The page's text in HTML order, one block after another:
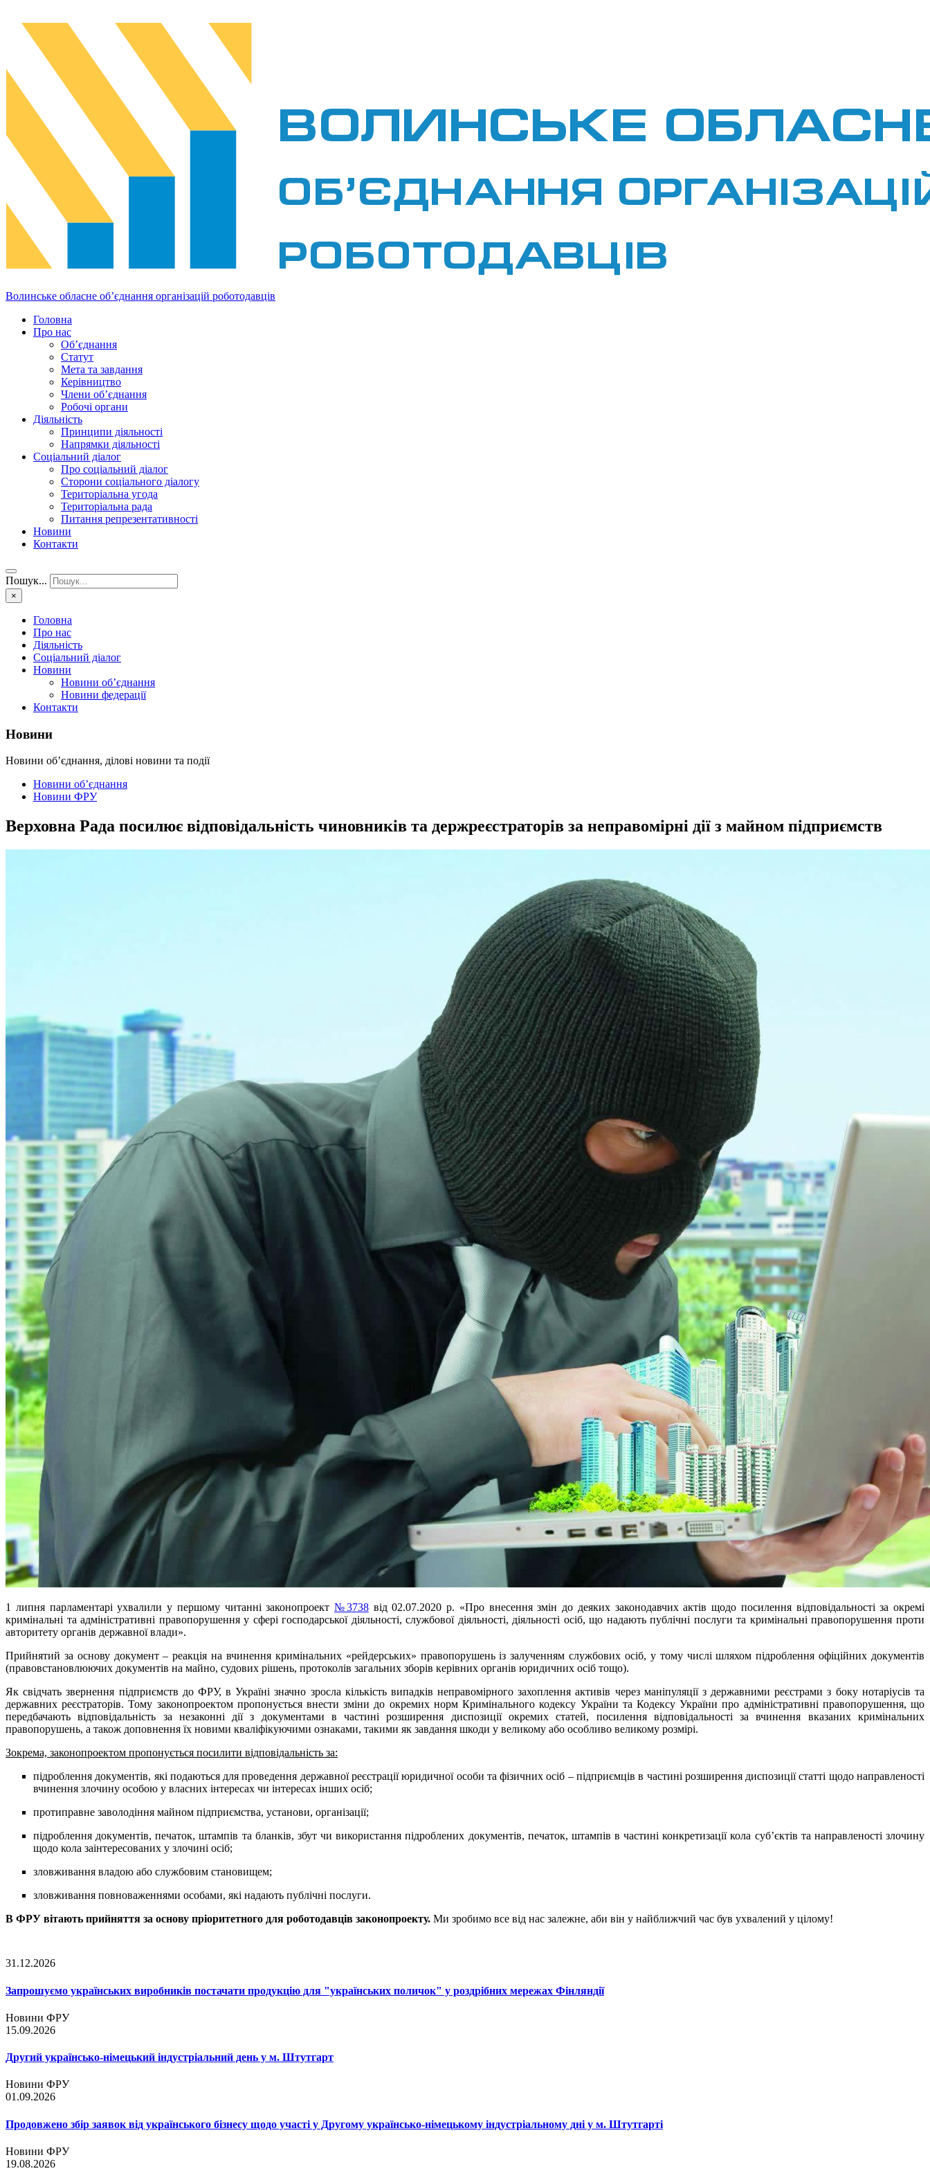
Волинське обласне об’єднання організацій роботодавців
Головна
Про нас
Об’єднання
Статут
Мета та завдання
Керівництво
Члени об’єднання
Робочі органи
Діяльність
Принципи діяльності
Напрямки діяльності
Соціальний діалог
Про соціальний діалог
Сторони соціального діалогу
Територіальна угода
Територіальна рада
Питання репрезентативності
Новини
Контакти
Пошук...
×
Головна
Про нас
Діяльність
Соціальний діалог
Новини
Новини об’єднання
Новини федерації
Контакти
Новини
Новини об’єднання, ділові новини та події
Новини об’єднання
Новини ФРУ
Верховна Рада посилює відповідальність чиновників та держреєстраторів за неправомірні дії з майном підприємств
1 липня парламентарі ухвалили у першому читанні законопроект №3738від 02.07.2020 р. «Про внесення змін до деяких законодавчих актів щодо посилення відповідальності за окремі
кримінальні та адміністративні правопорушення у сфері господарської діяльності, службової діяльності, діяльності осіб, що надають публічні послуги та кримінальні правопорушення проти
авторитету органів державної влади».
Прийнятий за основу документ – реакція на вчинення кримінальних «рейдерських» правопорушень із залученням службових осіб, у тому числі шляхом підроблення офіційних документів
(правовстановлюючих документів на майно, судових рішень, протоколів загальних зборів керівних органів юридичних осіб тощо).
Як свідчать звернення підприємств до ФРУ, в Україні значно зросла кількість випадків неправомірного захоплення активів через маніпуляції з державними реєстрами з боку нотаріусів та
державних реєстраторів. Тому законопроектом пропонується внести зміни до окремих норм Кримінального кодексу України та Кодексу України про адміністративні правопорушення, що
передбачають відповідальність за незаконні дії з документами в частині розширення диспозиції окремих статей, посилення відповідальності за вчинення вказаних кримінальних
правопорушень, а також доповнення їх новими кваліфікуючими ознаками, такими як завдання шкоди у великому або особливо великому розмірі.
Зокрема, законопроектом пропонується посилити відповідальність за:
підроблення документів, які подаються для проведення державної реєстрації юридичної особи та фізичних осіб – підприємців в частині розширення диспозиції статті щодо направленості
вчинення злочину особою у власних інтересах чи інтересах інших осіб;
протиправне заволодіння майном підприємства, установи, організації;
підроблення документів, печаток, штампів та бланків, збут чи використання підроблених документів, печаток, штампів в частині конкретизації кола суб’єктів та направленості злочину
щодо кола заінтересованих у злочині осіб;
зловживання владою або службовим становищем;
зловживання повноваженнями особами, які надають публічні послуги.
В ФРУ вітають прийняття за основу пріоритетного для роботодавців законопроекту. Ми зробимо все від нас залежне, аби він у найближчий час був ухвалений у цілому!
31.12.2026
Запрошуємо українських виробників постачати продукцію для "українських поличок" у роздрібних мережах Фінляндії
Новини ФРУ
15.09.2026
Другий українсько-німецький індустріальний день у м. Штутгарт
Новини ФРУ
01.09.2026
Продовжено збір заявок від українського бізнесу щодо участі у Другому українсько-німецькому індустріальному дні у м. Штутгарті
Новини ФРУ
19.08.2026